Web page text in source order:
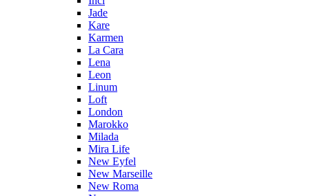
Jade
Kare
Karmen
La Cara
Lena
Leon
Linum
Loft
London
Marokko
Milada
Mira Life
New Eyfel
New Marseille
New Roma